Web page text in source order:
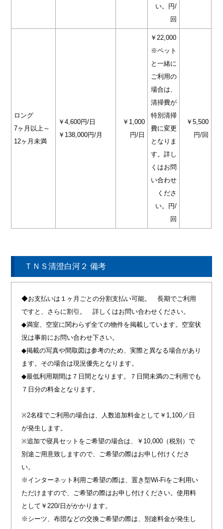
い。円/
回
ロング
7ヶ月以上～
12ヶ月未満
￥4,600円/日
￥138,000円/月
￥1,000
円/日
￥22,000
※ペット
と一緒に
ご利用の
場合は、
清掃費が
特別清掃
費に変更
となりま
す。詳し
くはお問
い合わせ
くださ
い。円/
回
￥5,500
円/回
ＴＮＳ清澄白河２ 備考
◆お支払いは１ヶ月ごとの分割支払い可能。 長期でご利用
ですと、さらに割引。 詳しくはお問い合わせください。
◆満室、空室に関わらず全ての物件を掲載しています。空室状
況は事前にお問い合わせ下さい。
◆掲載の写真や間取図は参考のため、実際と異なる場合があり
ます。その場合は現況優先となります。
◆最低利用期間は７日間となります。７日間未満のご利用でも
７日分の料金となります。
※2名様でご利用の場合は、人数追加料金として￥1,100／日
が発生します。
※追加で寝具セットをご希望の場合は、￥10,000（税別）で
別途ご用意致しますので、ご希望の際はお申し付けくださ
い。
※インターネット利用ご希望の際は、置き型Wi-Fiをご利用い
ただけますので、ご希望の際はお申し付けください。使用料
として￥220/日がかかります。
※シーツ、布団などの交換ご希望の際は、別途料金が発生し